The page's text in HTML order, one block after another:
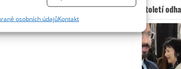
osobních údajůKontakt
století